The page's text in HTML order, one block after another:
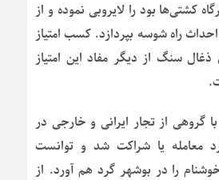
کشتی‌ها بود را لایروبی نموده و از
راه شوسه بپردازد. کسب امتیاز
ذغال سنگ از دیگر مفاد این امتیاز
گروهی از تجار ایرانی و خارجی در
معامله یا شراکت شد و توانست
را در بوشهر گرد هم آورد. از